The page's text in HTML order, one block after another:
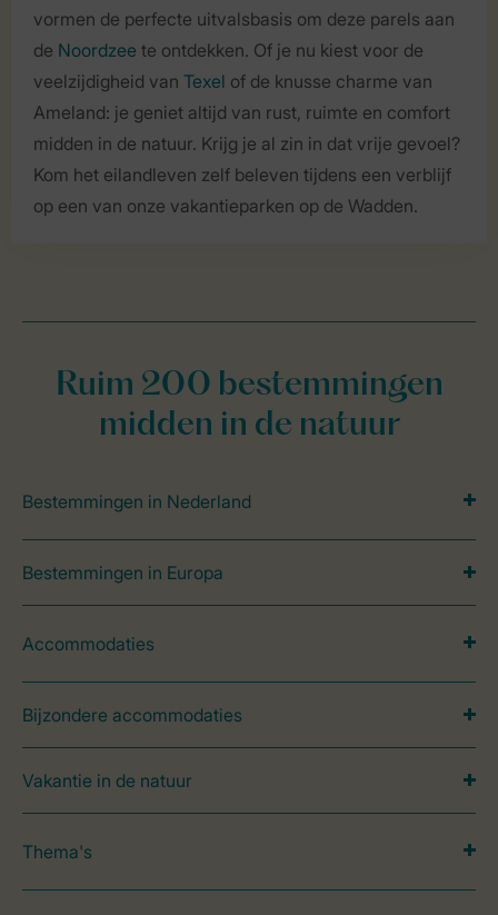
vormen de perfecte uitvalsbasis om deze parels aan
de Noordzee te ontdekken. Of je nu kiest voor de
veelzijdigheid van Texel of de knusse charme van
Ameland: je geniet altijd van rust, ruimte en comfort
midden in de natuur. Krijg je al zin in dat vrije gevoel?
Kom het eilandleven zelf beleven tijdens een verblijf
op een van onze vakantieparken op de Wadden.
Ruim 200 bestemmingen
midden in de natuur
Bestemmingen in Nederland
Bestemmingen in Europa
Accommodaties
Bijzondere accommodaties
Vakantie in de natuur
Thema's